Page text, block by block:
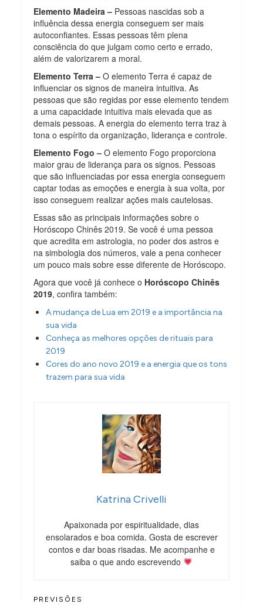
Elemento Madeira – Pessoas nascidas sob a
influência dessa energia conseguem ser mais
autoconfiantes. Essas pessoas têm plena
consciência do que julgam como certo e errado,
além de valorizarem a moral.
Elemento Terra – O elemento Terra é capaz de
influenciar os signos de maneira intuitiva. As
pessoas que são regidas por esse elemento tendem
a uma capacidade intuitiva mais elevada que as
demais pessoas. A energia do elemento terra traz à
tona o espírito da organização, liderança e controle.
Elemento Fogo – O elemento Fogo proporciona
maior grau de liderança para os signos. Pessoas
que são influenciadas por essa energia conseguem
captar todas as emoções e energia à sua volta, por
isso conseguem realizar ações mais cautelosas.
Essas são as principais informações sobre o
Horóscopo Chinês 2019. Se você é uma pessoa
que acredita em astrologia, no poder dos astros e
na simbologia dos números, vale a pena conhecer
um pouco mais sobre esse diferente de Horóscopo.
Agora que você já conhece o Horóscopo Chinês
2019, confira também:
A mudança de Lua em 2019 e a importância na
sua vida
Conheça as melhores opções de rituais para
2019
Cores do ano novo 2019 e a energia que os tons
trazem para sua vida
Katrina Crivelli
Apaixonada por espiritualidade, dias
ensolarados e boa comida. Gosta de escrever
contos e dar boas risadas. Me acompanhe e
saiba o que ando escrevendo
PREVISÕES